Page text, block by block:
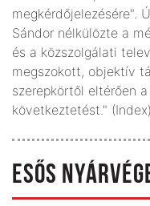
megkérdőjelezésére".
Sándor nélkülözte a
és a közszolgálati
megszokott, objektív
szerepkörtől eltérően
következtetést." (Index)
ESŐS